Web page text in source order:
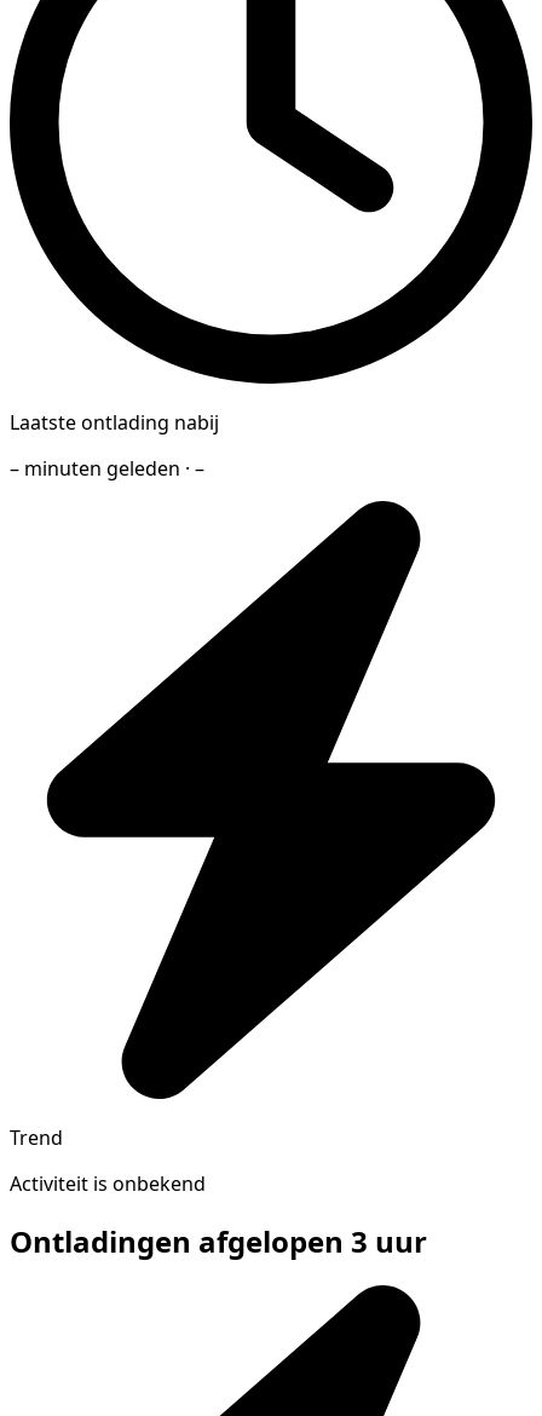
Laatste ontlading nabij
– minuten geleden · –
Trend
Activiteit is onbekend
Ontladingen afgelopen 3 uur